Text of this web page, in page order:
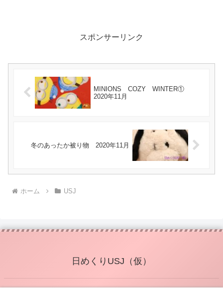
スポンサーリンク
MINIONS COZY WINTER①
2020年11月
冬のあったか被り物 2020年11月
ホーム USJ
日めくりUSJ（仮）